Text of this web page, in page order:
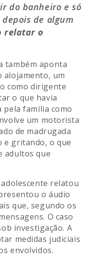
do banheiro e só
de algum
relatar o
também aponta
um
como dirigente
o que havia
família como
um motorista
de madrugada
e gritando, o que
adultos que
relatou
o áudio
que, segundo os
O caso
investigação. A
medidas judiciais
envolvidos.